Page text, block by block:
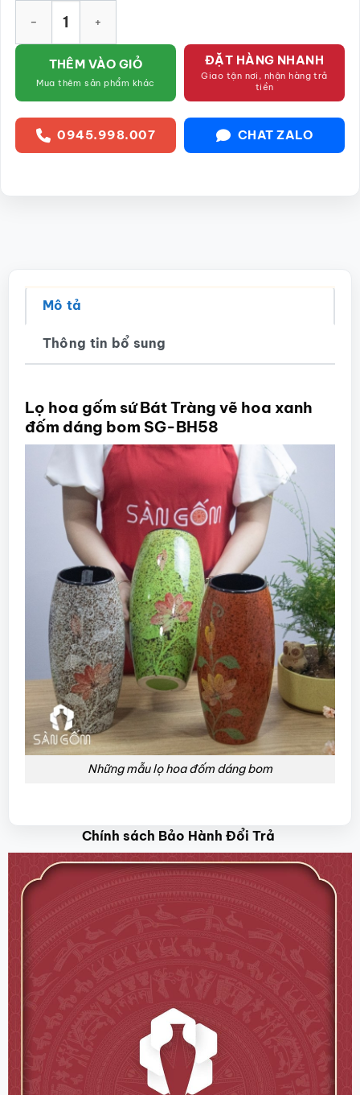
THÊM VÀO GIỎ
Mua thêm sản phẩm khác
ĐẶT HÀNG NHANH
Giao tận nơi, nhận hàng trả
tiền
0945.998.007 CHAT ZALO
Mô tả
Thông tin bổ sung
Lọ hoa gốm sứ Bát Tràng vẽ hoa xanh
đốm dáng bom SG-BH58
Những mẫu lọ hoa đốm dáng bom
Chính sách Bảo Hành Đổi Trả